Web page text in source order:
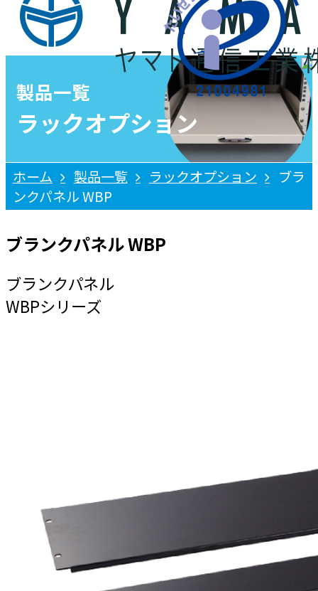
製品一覧
ラックオプション
ホーム 製品一覧 ラックオプション
ブラ
ンクパネル WBP
ブランクパネル WBP
ブランクパネル
WBPシリーズ